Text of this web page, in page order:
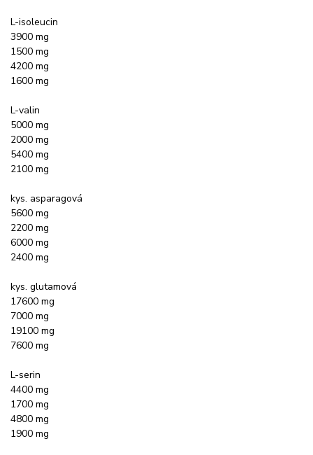
L-isoleucin
3900 mg
1500 mg
4200 mg
1600 mg
L-valin
5000 mg
2000 mg
5400 mg
2100 mg
kys. asparagová
5600 mg
2200 mg
6000 mg
2400 mg
kys. glutamová
17600 mg
7000 mg
19100 mg
7600 mg
L-serin
4400 mg
1700 mg
4800 mg
1900 mg